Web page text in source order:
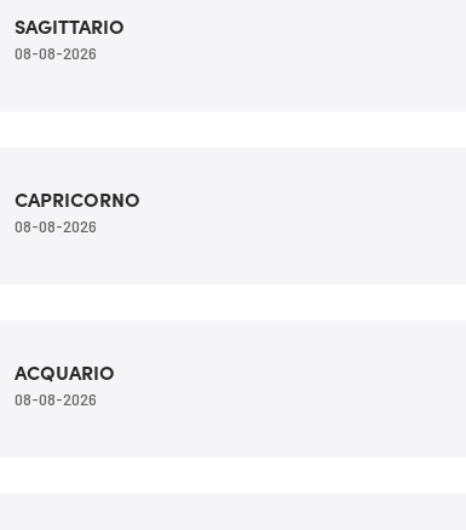
SAGITTARIO
08-08-2026
CAPRICORNO
08-08-2026
ACQUARIO
08-08-2026